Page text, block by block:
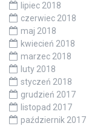
lipiec 2018
czerwiec 2018
maj 2018
kwiecień 2018
marzec 2018
luty 2018
styczeń 2018
grudzień 2017
listopad 2017
październik 2017